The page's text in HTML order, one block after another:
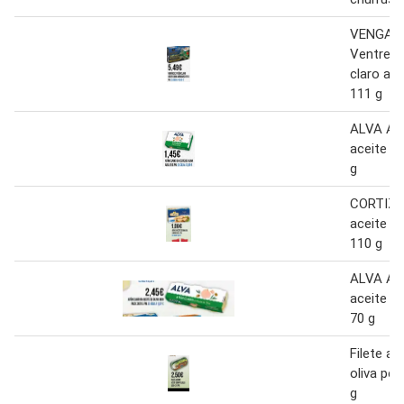
claro
111 g
ALVA
aceite
g
aceite
110 g
ALVA
aceite
70 g
Filete
oliva
g